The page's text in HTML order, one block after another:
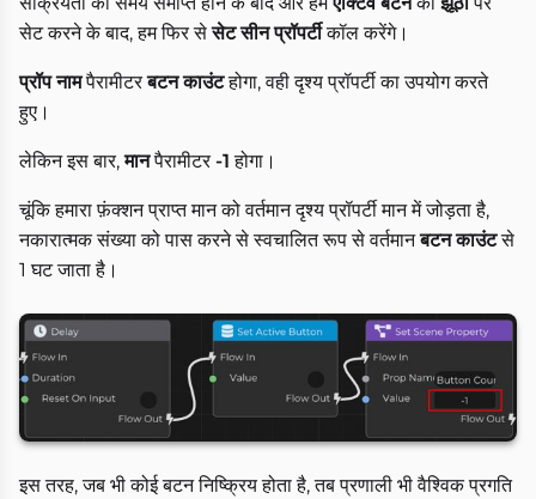
सेट करने के बाद, हम फिर सेसेट सीन प्रॉपर्टीकॉल करेंगे।
प्रॉप नामपैरामीटरबटन काउंटहोगा, वही दृश्य प्रॉपर्टी का उपयोग करते
हुए।
लेकिन इस बार,मानपैरामीटर-1 होगा।
चूंकि हमारा फ़ंक्शन प्राप्त मान को वर्तमान दृश्य प्रॉपर्टी मान में जोड़ता है,
नकारात्मक संख्या को पास करने से स्वचालित रूप से वर्तमानबटन काउंटसे
1 घट जाता है।
इस तरह, जब भी कोई बटन निष्क्रिय होता है, तब प्रणाली भी वैश्विक प्रगति